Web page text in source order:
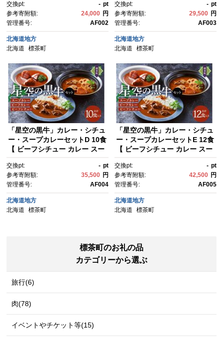
ちごはん 簡単調理 レトルト セ
ット グルメ ギフト お取り寄
せ 標茶町 北海道 】
交換pt: - pt
参考寄附額:
24,000 円
管理番号:
AF002
北海道地方
北海道
標茶町
ちごはん 簡単調理 レトルト セ
ット グルメ ギフト お取り寄
せ 標茶町 北海道 】
交換pt: - pt
参考寄附額:
29,500 円
管理番号:
AF003
北海道地方
北海道
標茶町
「星空の黒牛」カレー・シチュ
ー・スープカレーセットD 10食
【 ビーフシチュー カレー スー
ちごはん 簡単調理 レトルト セ
ット グルメ ギフト お取り寄
せ 標茶町 北海道 】
交換pt: - pt
参考寄附額:
35,500 円
管理番号:
AF004
北海道地方
北海道
標茶町
「星空の黒牛」カレー・シチュ
ー・スープカレーセットE 12食
【 ビーフシチュー カレー スー
ちごはん 簡単調理 レトルト セ
ット グルメ ギフト お取り寄
せ 標茶町 北海道 】
交換pt: - pt
参考寄附額:
42,500 円
管理番号:
AF005
北海道地方
北海道
標茶町
標茶町のお礼の品
カテゴリーから選ぶ
旅行(6)
肉(78)
イベントやチケット等(15)